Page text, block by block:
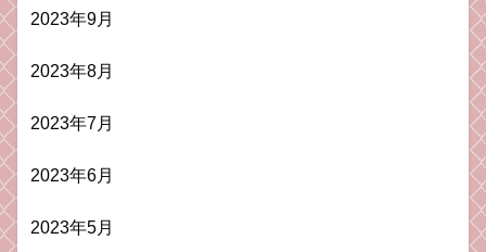
2023年9月
2023年8月
2023年7月
2023年6月
2023年5月